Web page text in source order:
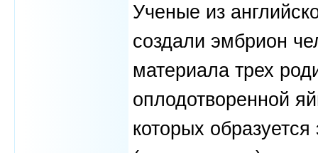
Ученые из
создали эмбрион
материала трех
оплодотворенной
которых